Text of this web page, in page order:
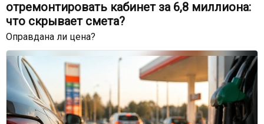
отремонтировать кабинет за 6,8 миллиона:
что скрывает смета?
Оправдана ли цена?